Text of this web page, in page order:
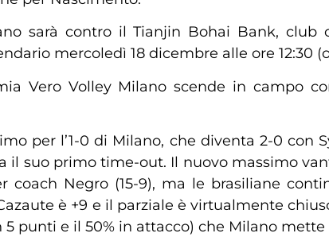
sarà contro il Tianjin Bohai Bank, club
mercoledì 18 dicembre alle ore 12:30
Vero Volley Milano scende in campo
per l’1-0 di Milano, che diventa 2-0 con
il suo primo time-out. Il nuovo massimo
Negro (15-9), ma le brasiliane
è +9 e il parziale è virtualmente
punti e il 50% in attacco) che Milano mette